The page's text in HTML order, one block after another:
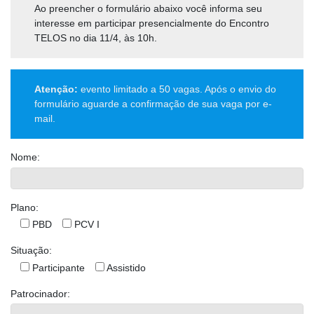
Ao preencher o formulário abaixo você informa seu
interesse em participar presencialmente do Encontro
TELOS no dia 11/4, às 10h.
Atenção:evento limitado a 50 vagas. Após o envio do
formulário aguarde a confirmação de sua vaga por e-
mail.
Nome:
Plano:
PBD
PCV I
Situação:
Participante
Assistido
Patrocinador: